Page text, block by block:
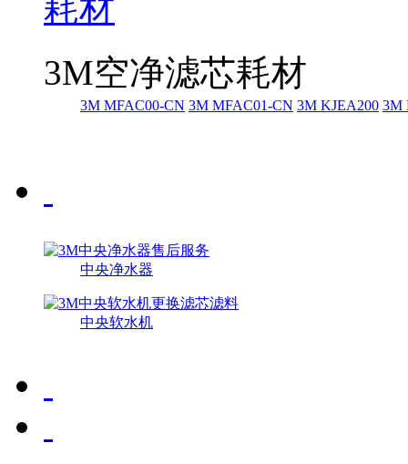
3M空净滤芯耗材
3M MFAC00-CN 3M MFAC01-CN 3M KJEA200 3M
中央净水器
中央软水机